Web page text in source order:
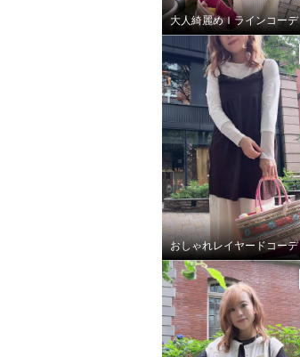
大人綺麗めＩラインコーデ
おしゃれレイヤードコーデ